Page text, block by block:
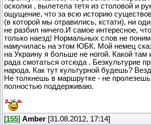
осколки , вылетела тетя из столовой и
ощущение, что за всю историю
(в которой мы отравились, кстати), ни
не разбил ничего.И самое интересное,
только наезд! Нормальных слов не
намучилась на этом ЮБК. Мой немец
на Украину я больше не ногой. Какой
рада смотаться отсюда . Безкультурие
народа. Как тут культурной будешь?
Не толкнешь в маршрутке - не пролезешь
полностью поддерживаю.
[155] Amber [31.08.2012, 17:14]